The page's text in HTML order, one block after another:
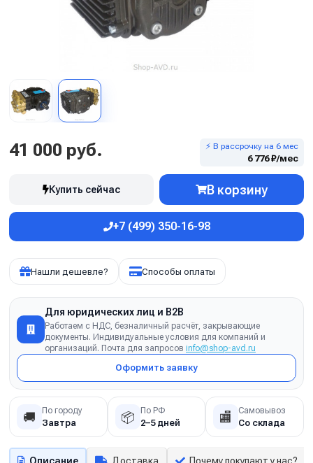
41 000 руб. ⚡ В рассрочку на 6 мес
6 776 ₽/мес
Купить сейчас В корзину
+7 (499) 350-16-98
Нашли дешевле? Способы оплаты
Для юридических лиц и B2B
Работаем с НДС, безналичный расчёт, закрывающие
документы. Индивидуальные условия для компаний и
организаций. Почта для запросов info@shop-avd.ru
Оформить заявку
🚚 По городу
Завтра 📦 По РФ
2–5 дней 🏬 Самовывоз
Со склада